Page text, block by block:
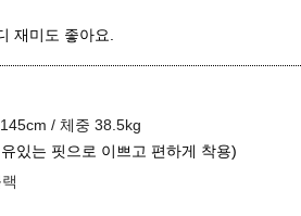
재미도 좋아요.
/ 체중 38.5kg
있는 핏으로 이쁘고 편하게 착용)